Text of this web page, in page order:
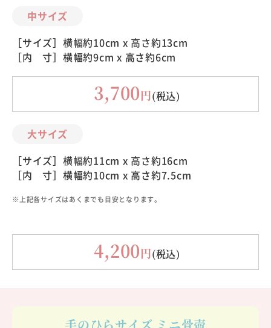
中サイズ
［サイズ］横幅約10cm x 高さ約13cm
［内 寸］横幅約9cm x 高さ約6cm
3,700円(税込)
大サイズ
［サイズ］横幅約11cm x 高さ約16cm
［内 寸］横幅約10cm x 高さ約7.5cm
※上記各サイズはあくまでも目安となります。
4,200円(税込)